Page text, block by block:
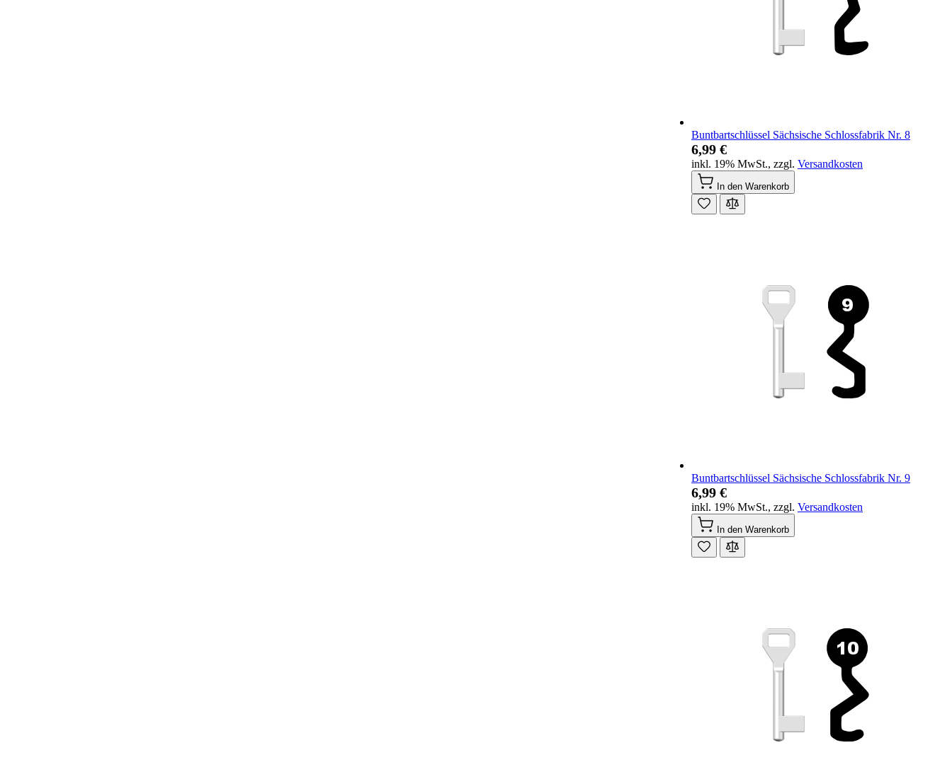
Buntbartschlüssel Sächsische Schlossfabrik Nr. 8
6,99 €
inkl. 19% MwSt., zzgl. Versandkosten
In den Warenkorb
Buntbartschlüssel Sächsische Schlossfabrik Nr. 9
6,99 €
inkl. 19% MwSt., zzgl. Versandkosten
In den Warenkorb